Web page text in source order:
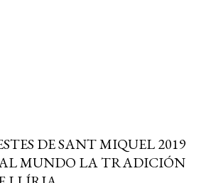
DE SANT MIQUEL 2019
MUNDO LA TRADICIÓN